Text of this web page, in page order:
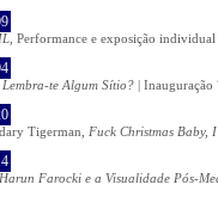
, Performance e exposição
Lembra-te Algum Sítio? | Inauguração
Tigerman, Fuck Christmas Baby,
Harun Farocki e a Visualidade Pós-